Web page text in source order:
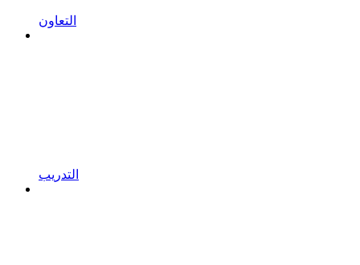
التعاون
التدريب